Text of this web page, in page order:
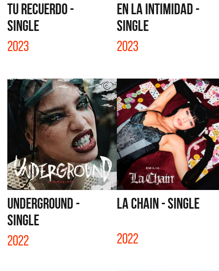
TU RECUERDO -
SINGLE
2023
EN LA INTIMIDAD -
SINGLE
2023
UNDERGROUND -
SINGLE
2022
LA CHAIN - SINGLE
2022